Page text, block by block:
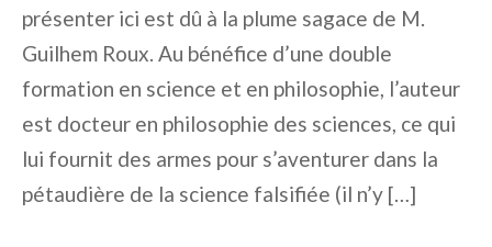
présenter ici est dû à la plume sagace de M.
Guilhem Roux. Au bénéfice d’une double
formation en science et en philosophie, l’auteur
est docteur en philosophie des sciences, ce qui
lui fournit des armes pour s’aventurer dans la
pétaudière de la science falsifiée (il n’y […]